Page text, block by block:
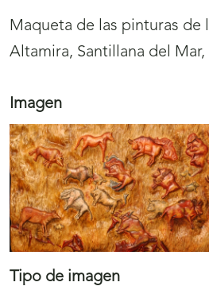
Maqueta de las pinturas de
Altamira, Santillana del Mar,
Imagen
Tipo de imagen